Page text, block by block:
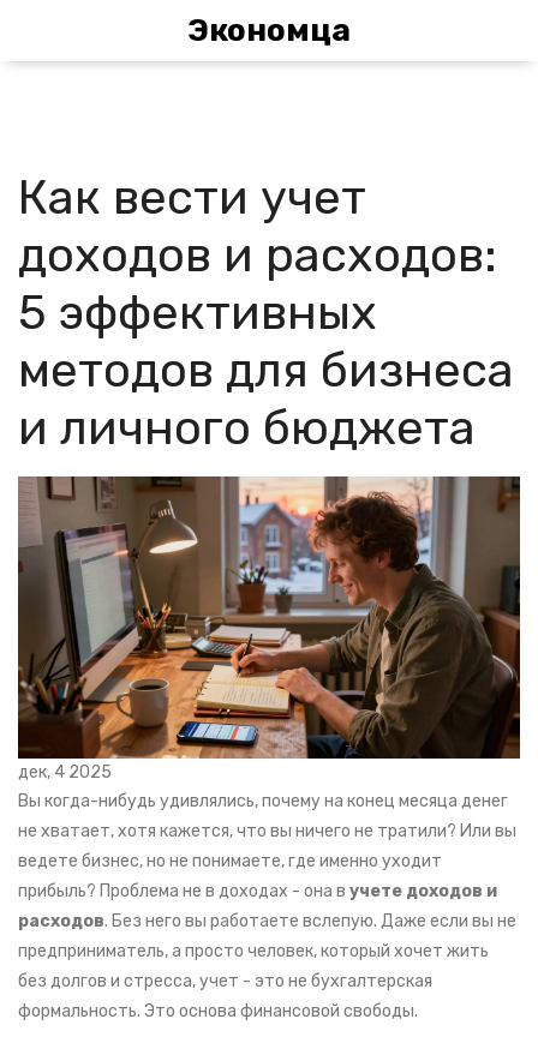
Экономца
Как вести учет
доходов и расходов:
5 эффективных
методов для бизнеса
и личного бюджета
дек, 4 2025
Вы когда-нибудь удивлялись, почему на конец месяца денег
не хватает, хотя кажется, что вы ничего не тратили? Или вы
ведете бизнес, но не понимаете, где именно уходит
прибыль? Проблема не в доходах - она в учете доходов и
расходов. Без него вы работаете вслепую. Даже если вы не
предприниматель, а просто человек, который хочет жить
без долгов и стресса, учет - это не бухгалтерская
формальность. Это основа финансовой свободы.